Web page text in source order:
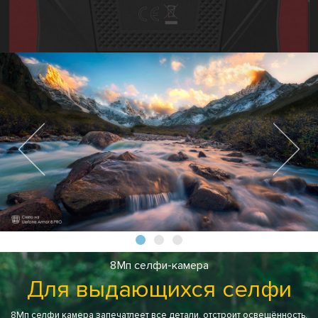
8Мп селфи-камера
Для выдающихся селфи
8Мп селфи камера запечатлеет все детали, отстроит освещённость,